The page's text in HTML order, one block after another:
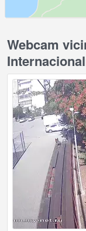
Webcam